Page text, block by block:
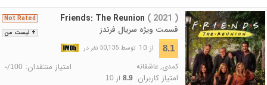
+ لیست من
Not Rated Friends: The Reunion ( 2021 )
قسمت ویژه سریال فرندز
8.1 از 10 توسط 50,135 نفر در
کمدی, عاشقانه امتیاز منتقدان: -/100
امتیاز کاربران: 8.9از 10